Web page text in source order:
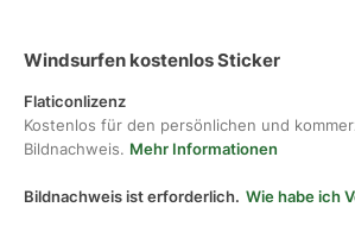
Windsurfen kostenlos Sticker
Flaticonlizenz
Kostenlos für den persönlichen und
Bildnachweis. Mehr Informationen
Bildnachweis ist erforderlich. Wie habe ich